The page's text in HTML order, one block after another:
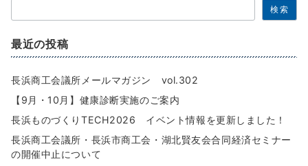
検索
最近の投稿
長浜商工会議所メールマガジン vol.302
【9月・10月】健康診断実施のご案内
長浜ものづくりTECH2026 イベント情報を更新しました！
長浜商工会議所・長浜市商工会・湖北賢友会合同経済セミナー
の開催中止について